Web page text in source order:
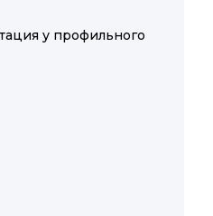
у профильного